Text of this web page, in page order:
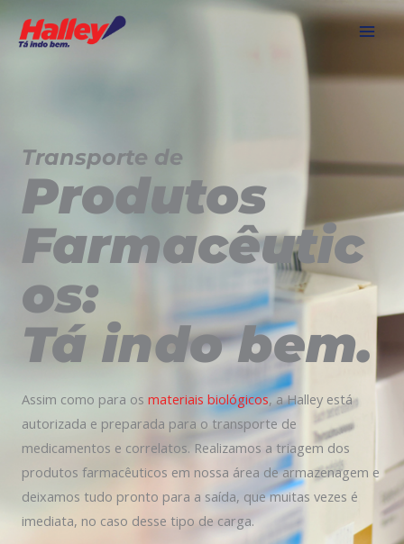
para
Transporte de
Produtos
Farmacêutic
os:
Tá indo bem.
Assim como para os materiais biológicos, a Halley está
autorizada e preparada para o transporte de
medicamentos e correlatos. Realizamos a triagem dos
produtos farmacêuticos em nossa área de armazenagem e
deixamos tudo pronto para a saída, que muitas vezes é
imediata, no caso desse tipo de carga.